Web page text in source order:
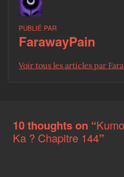
PUBLIÉ PAR
FarawayPain
Voir tous les articles par
10 thoughts on “
Ka ? Chapitre 144”